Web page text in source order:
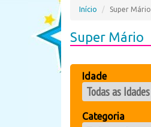
Início Super Mário
Super Mário
Idade
Categoria